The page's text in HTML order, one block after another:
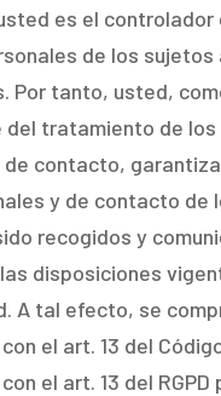
es el controlador
de los sujetos
Por tanto, usted,
del tratamiento de
de contacto,
y de contacto de
recogidos y
disposiciones
A tal efecto, se
el art. 13 del
el art. 13 del